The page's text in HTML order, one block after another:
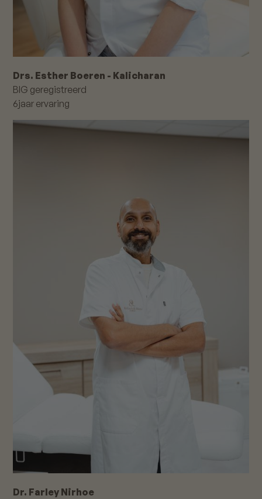
Drs. Esther Boeren - Kalicharan
BIG geregistreerd
6jaar ervaring
Dr. Farley Nirhoe